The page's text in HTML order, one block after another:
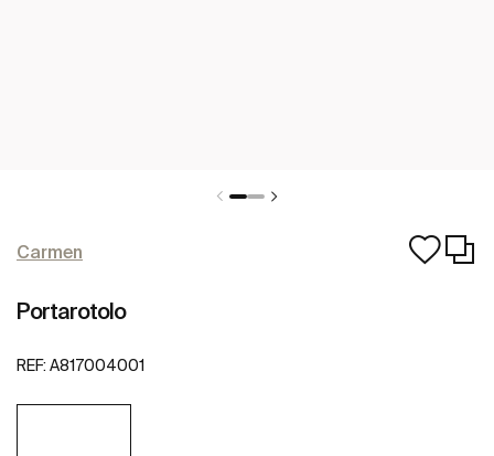
Carmen
Portarotolo
REF: A817004001